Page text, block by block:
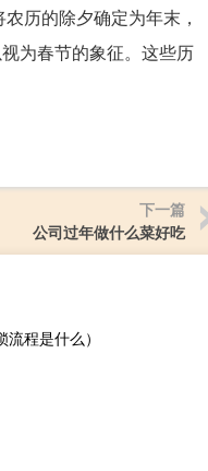
历的除夕确定为年末，
为春节的象征。这些历
下一篇
公司过年做什么菜好吃
程是什么）